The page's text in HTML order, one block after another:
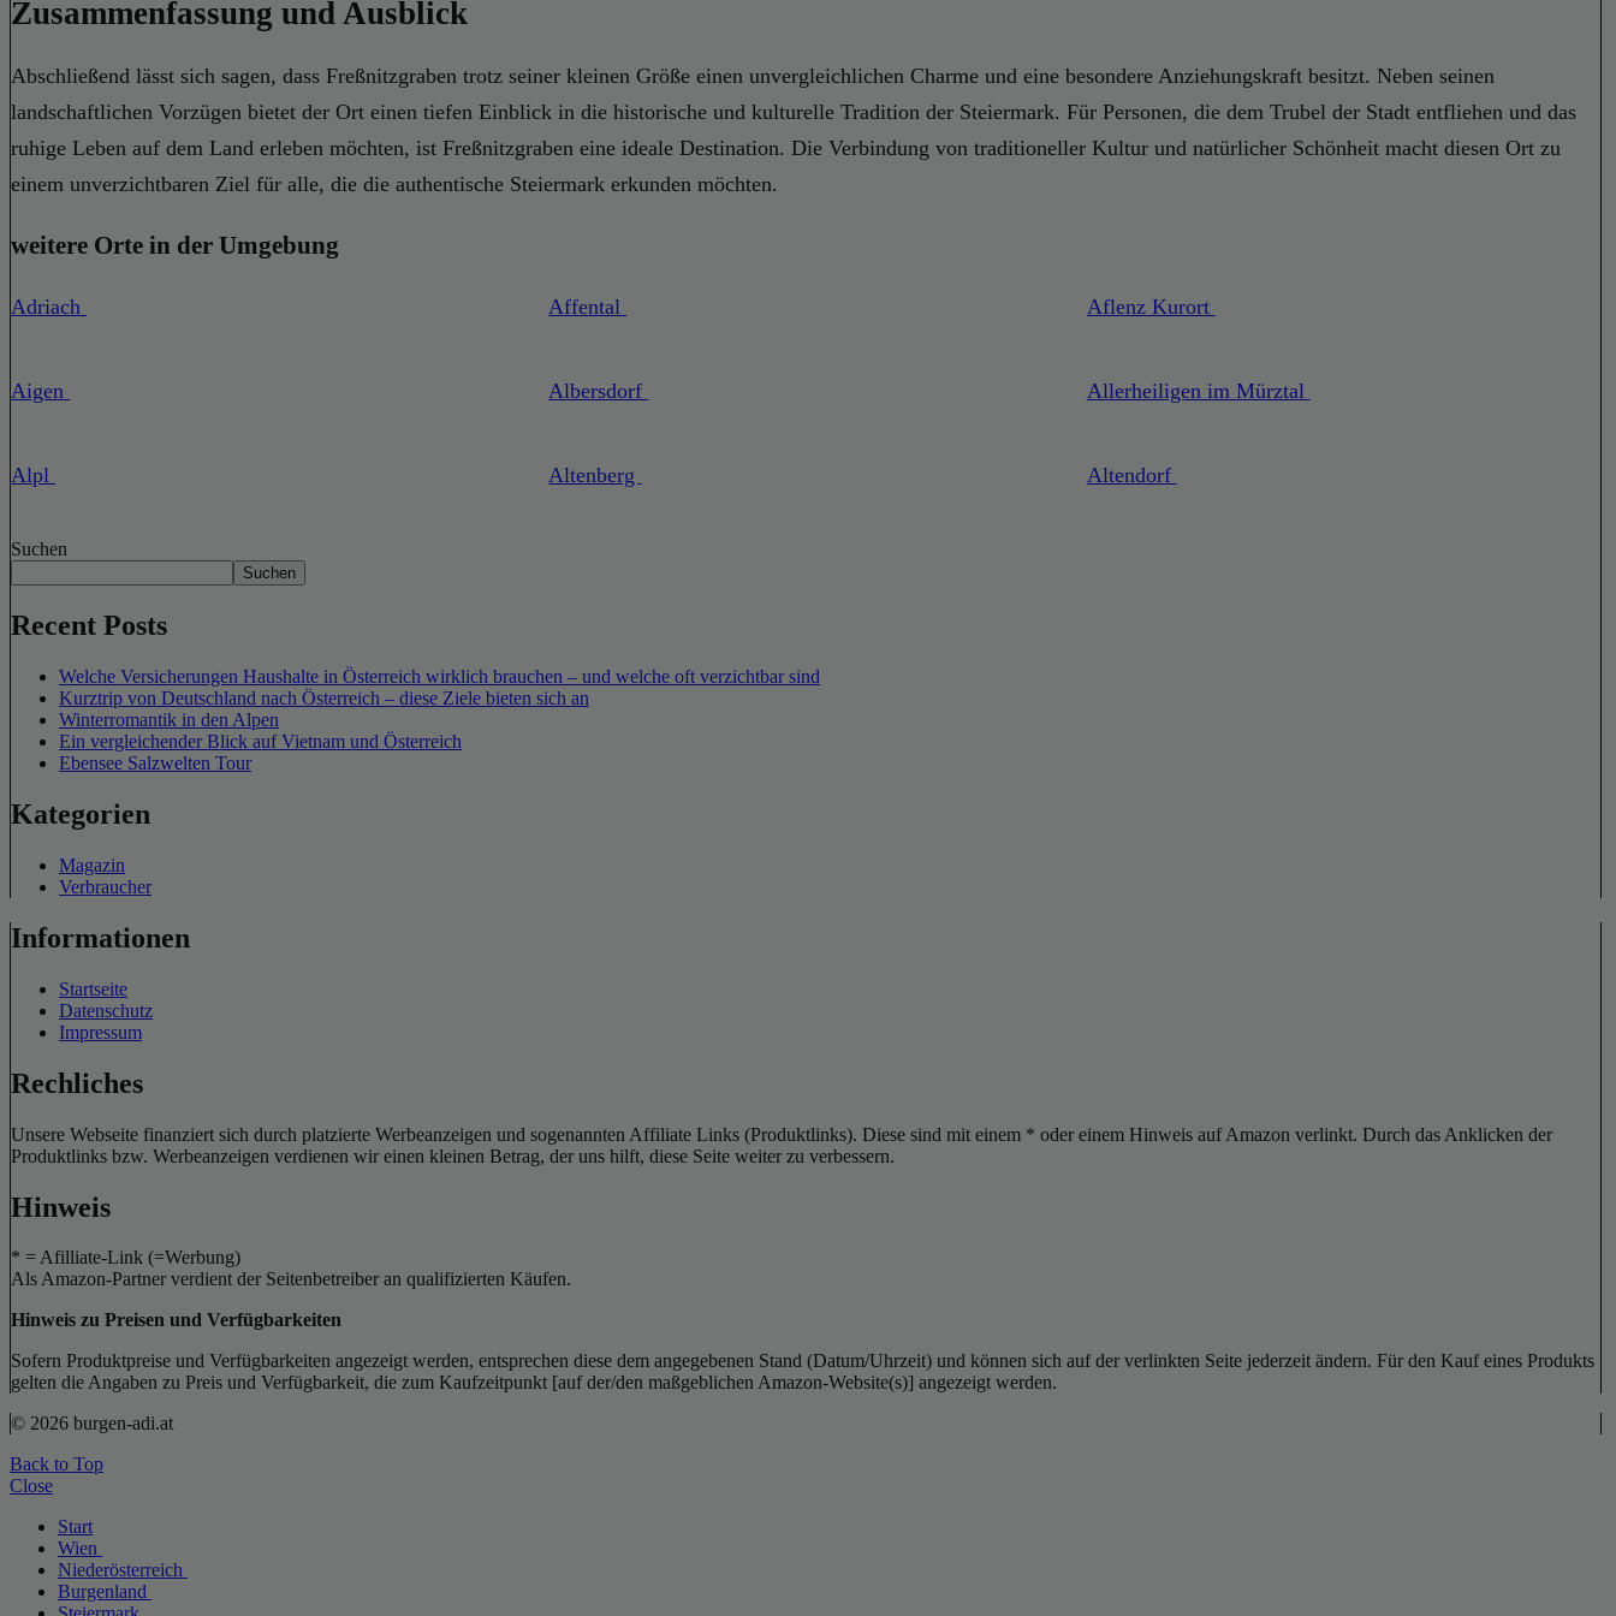
Zusammenfassung und Ausblick
Abschließend lässt sich sagen, dass Freßnitzgraben trotz seiner kleinen Größe einen unvergleichlichen Charme und eine besondere Anziehungskraft besitzt. Neben seinen
landschaftlichen Vorzügen bietet der Ort einen tiefen Einblick in die historische und kulturelle Tradition der Steiermark. Für Personen, die dem Trubel der Stadt entfliehen und das
ruhige Leben auf dem Land erleben möchten, ist Freßnitzgraben eine ideale Destination. Die Verbindung von traditioneller Kultur und natürlicher Schönheit macht diesen Ort zu
einem unverzichtbaren Ziel für alle, die die authentische Steiermark erkunden möchten.
weitere Orte in der Umgebung
Adriach Affental Aflenz Kurort
Aigen Albersdorf Allerheiligen im Mürztal
Alpl Altenberg Altendorf
Suchen
Suchen
Recent Posts
Welche Versicherungen Haushalte in Österreich wirklich brauchen – und welche oft verzichtbar sind
Kurztrip von Deutschland nach Österreich – diese Ziele bieten sich an
Winterromantik in den Alpen
Ein vergleichender Blick auf Vietnam und Österreich
Ebensee Salzwelten Tour
Kategorien
Magazin
Verbraucher
Informationen
Startseite
Datenschutz
Impressum
Rechliches
Unsere Webseite finanziert sich durch platzierte Werbeanzeigen und sogenannten Affiliate Links (Produktlinks). Diese sind mit einem * oder einem Hinweis auf Amazon verlinkt. Durch das Anklicken der
Produktlinks bzw. Werbeanzeigen verdienen wir einen kleinen Betrag, der uns hilft, diese Seite weiter zu verbessern.
Hinweis
* = Afilliate-Link (=Werbung)
Als Amazon-Partner verdient der Seitenbetreiber an qualifizierten Käufen.
Hinweis zu Preisen und Verfügbarkeiten
Sofern Produktpreise und Verfügbarkeiten angezeigt werden, entsprechen diese dem angegebenen Stand (Datum/Uhrzeit) und können sich auf der verlinkten Seite jederzeit ändern. Für den Kauf eines Produkts
gelten die Angaben zu Preis und Verfügbarkeit, die zum Kaufzeitpunkt [auf der/den maßgeblichen Amazon-Website(s)] angezeigt werden.
© 2026 burgen-adi.at
Back to Top
Close
Start
Wien
Niederösterreich
Burgenland